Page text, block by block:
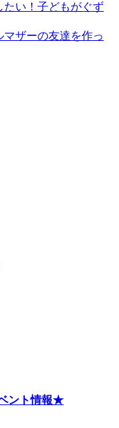
たい！子どもがぐず
マザーの友達を作っ
ント情報★